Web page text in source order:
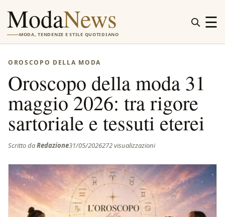
ModaNews
MODA, TENDENZE E STILE QUOTIDIANO
☰
OROSCOPO DELLA MODA
Oroscopo della moda 31
maggio 2026: tra rigore
sartoriale e tessuti eterei
Scritto daRedazione31/05/2026272 visualizzazioni